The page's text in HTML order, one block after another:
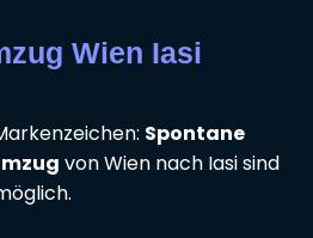
Wien Iasi
Spontane
von Wien nach Iasi sind